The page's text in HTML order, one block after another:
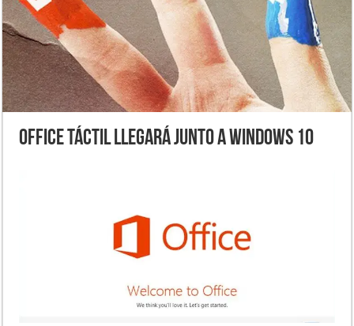
Office táctil llegará junto a Windows 10